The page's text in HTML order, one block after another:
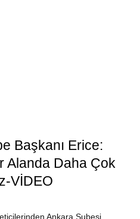
Başkanı Erice:
Alanda Daha Çok
VİDEO
Ankara Şubesi